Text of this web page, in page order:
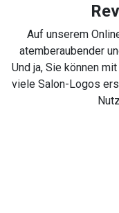
Auf unserem
atemberaubender
Und ja, Sie können
viele Salon-Logos